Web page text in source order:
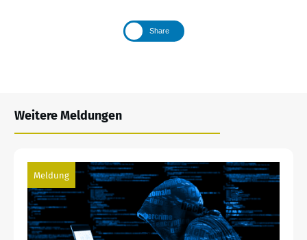
Share
Weitere Meldungen
Meldung